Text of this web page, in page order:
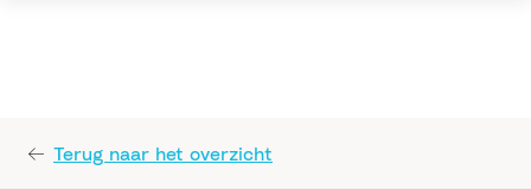
Terug naar het overzicht